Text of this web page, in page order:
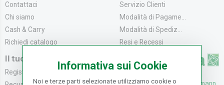
Contattaci
Chi siamo
Cash & Carry
Richiedi catalogo
Servizio Clienti
Modalità di Pagame...
Modalità di Spediz...
Resi e Recessi
Il tuo Account
Registrati
Informativa sui Cookie
Noi e terze parti selezionate utilizziamo cookie o